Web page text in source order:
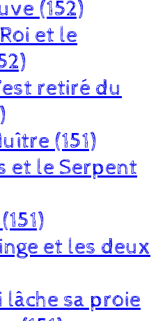
(152)
et le
retiré du
(151)
et le Serpent
et les deux
lâche sa proie